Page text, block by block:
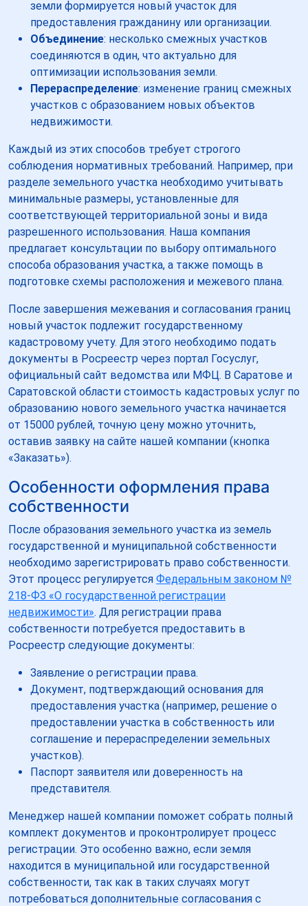
земли формируется новый участок для
предоставления гражданину или организации.
Объединение: несколько смежных участков
соединяются в один, что актуально для
оптимизации использования земли.
Перераспределение: изменение границ смежных
участков с образованием новых объектов
недвижимости.
Каждый из этих способов требует строгого
соблюдения нормативных требований. Например, при
разделе земельного участка необходимо учитывать
минимальные размеры, установленные для
соответствующей территориальной зоны и вида
разрешенного использования. Наша компания
предлагает консультации по выбору оптимального
способа образования участка, а также помощь в
подготовке схемы расположения и межевого плана.
После завершения межевания и согласования границ
новый участок подлежит государственному
кадастровому учету. Для этого необходимо подать
документы в Росреестр через портал Госуслуг,
официальный сайт ведомства или МФЦ. В Саратове и
Саратовской области стоимость кадастровых услуг по
образованию нового земельного участка начинается
от 15000 рублей, точную цену можно уточнить,
оставив заявку на сайте нашей компании (кнопка
«Заказать»).
Особенности оформления права
собственности
После образования земельного участка из земель
государственной и муниципальной собственности
необходимо зарегистрировать право собственности.
Этот процесс регулируется Федеральным законом №
218-ФЗ «О государственной регистрации
недвижимости». Для регистрации права
собственности потребуется предоставить в
Росреестр следующие документы:
Заявление о регистрации права.
Документ, подтверждающий основания для
предоставления участка (например, решение о
предоставлении участка в собственность или
соглашение и перераспределении земельных
участков).
Паспорт заявителя или доверенность на
представителя.
Менеджер нашей компании поможет собрать полный
комплект документов и проконтролирует процесс
регистрации. Это особенно важно, если земля
находится в муниципальной или государственной
собственности, так как в таких случаях могут
потребоваться дополнительные согласования с